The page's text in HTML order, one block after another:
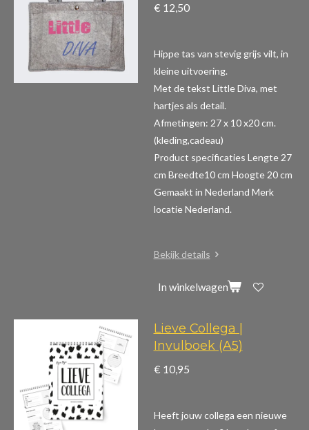
€ 12,50
Hippe tas van stevig grijs vilt, in
kleine uitvoering.
Met de tekst Little Diva, met
hartjes als detail.
Afmetingen: 27 x 10 x20 cm.
(kleding,cadeau)
Product specificaties Lengte 27
cm Breedte10 cm Hoogte 20 cm
Gemaakt in Nederland Merk
locatie Nederland.
Bekijk details
In winkelwagen
Lieve Collega |
Invulboek (A5)
€ 10,95
Heeft jouw collega een nieuwe